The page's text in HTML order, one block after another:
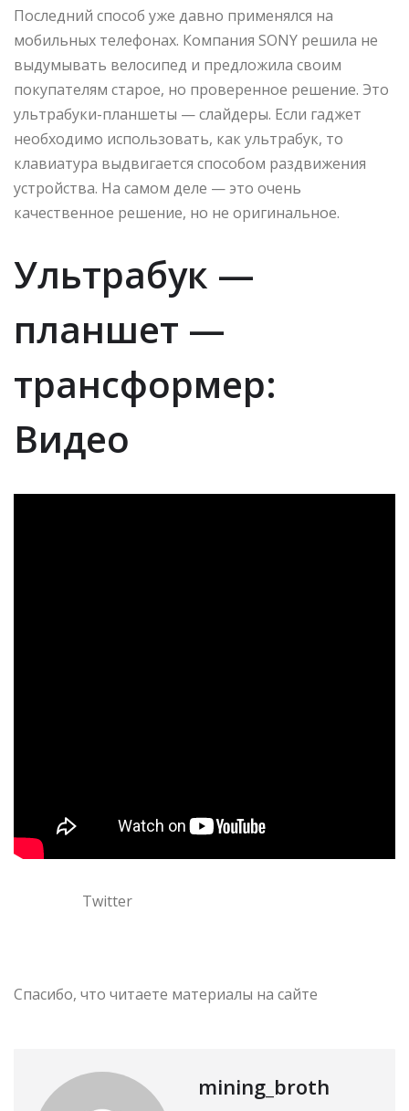
Последний способ уже давно применялся на
мобильных телефонах. Компания SONY решила не
выдумывать велосипед и предложила своим
покупателям старое, но проверенное решение. Это
ультрабуки-планшеты — слайдеры. Если гаджет
необходимо использовать, как ультрабук, то
клавиатура выдвигается способом раздвижения
устройства. На самом деле — это очень
качественное решение, но не оригинальное.
Ультрабук —
планшет —
трансформер:
Видео
Twitter
Спасибо, что читаете материалы на сайте
mining_broth